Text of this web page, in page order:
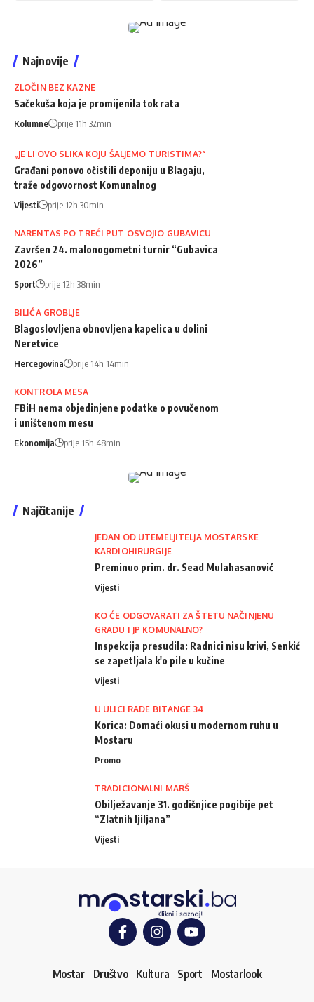
Najnovije
ZLOČIN BEZ KAZNE
Sačekuša koja je promijenila tok rata
Kolumne prije 11h 32min
„JE LI OVO SLIKA KOJU ŠALJEMO TURISTIMA?“
Građani ponovo očistili deponiju u Blagaju,
traže odgovornost Komunalnog
Vijesti prije 12h 30min
NARENTAS PO TREĆI PUT OSVOJIO GUBAVICU
Završen 24. malonogometni turnir “Gubavica
2026”
Sport prije 12h 38min
BILIĆA GROBLJE
Blagoslovljena obnovljena kapelica u dolini
Neretvice
Hercegovina prije 14h 14min
KONTROLA MESA
FBiH nema objedinjene podatke o povučenom
i uništenom mesu
Ekonomija prije 15h 48min
Najčitanije
JEDAN OD UTEMELJITELJA MOSTARSKE
KARDIOHIRURGIJE
Preminuo prim. dr. Sead Mulahasanović
Vijesti
KO ĆE ODGOVARATI ZA ŠTETU NAČINJENU
GRADU I JP KOMUNALNO?
Inspekcija presudila: Radnici nisu krivi, Senkić
se zapetljala k'o pile u kučine
Vijesti
U ULICI RADE BITANGE 34
Korica: Domaći okusi u modernom ruhu u
Mostaru
Promo
TRADICIONALNI MARŠ
Obilježavanje 31. godišnjice pogibije pet
“Zlatnih ljiljana”
Vijesti
Mostar Društvo Kultura Sport Mostarlook